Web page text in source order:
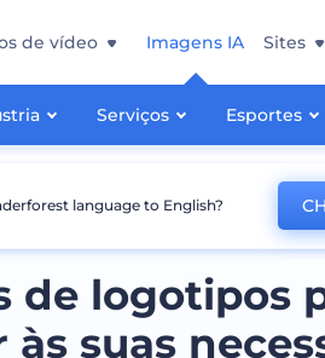
de vídeo Imagens IA
Serviços Esportes
Sites
de logotipos
às suas
language to English?